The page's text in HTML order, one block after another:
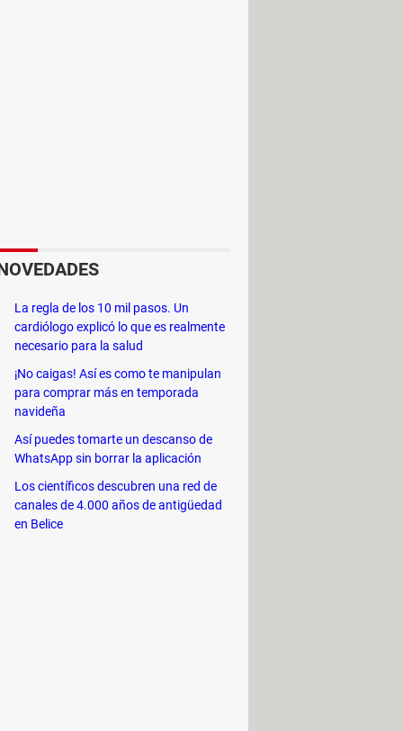
para administrar tu sitio web.
abordar sin conocimiento previo
con características ampliables a
múltiples plantillas de alta
en tu sitio web.
su propia meta
vez que crees un artículo o
a páginas particulares sean
La regla de los 10 mil pasos. Un
cardiólogo explicó lo que es realmente
necesario para la salud
¡No caigas! Así es como te manipulan
para comprar más en temporada
navideña
Así puedes tomarte un descanso de
WhatsApp sin borrar la aplicación
Los científicos descubren una red de
canales de 4.000 años de antigüedad
en Belice